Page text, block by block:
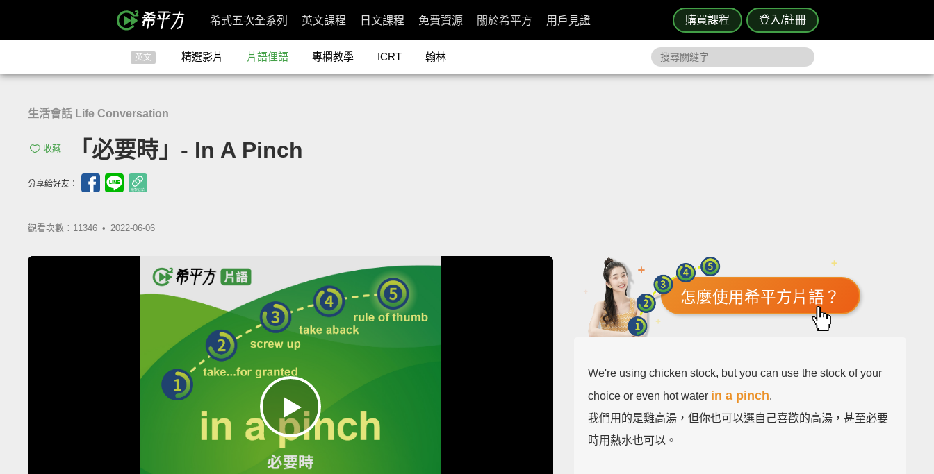
購買課程 登入/註冊
希式五次全系列 英文課程 日文課程 免費資源 關於希平方 用戶見證
英文 精選影片 片語俚語 專欄教學 ICRT 翰林
生活會話 Life Conversation
收藏 「必要時」- In A Pinch
分享給好友：
觀看次數：11346 • 2022-06-06
怎麼使用希平方片語？
We're using chicken stock, but you can use the stock of your
choice or even hot water in a pinch.
我們用的是雞高湯，但你也可以選自己喜歡的高湯，甚至必要
時用熱水也可以。